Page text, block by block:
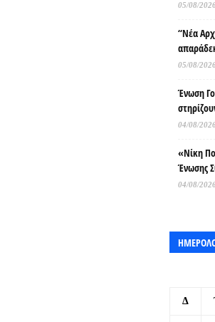
05/08/
“Νέα
05/08/
Ένωση
04/08/
«Νίκη
Ένωσης
04/08/
Δ